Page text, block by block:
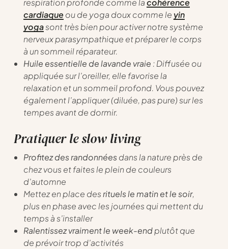
respiration profonde comme lacohérence
cardiaqueou de yoga doux comme le yin
yogasont très bien pour activer notre système
nerveux parasympathique et préparer le corps
à un sommeil réparateur.
Huile essentielle de lavande vraie : Diffusée ou
appliquée sur l’oreiller, elle favorise la
relaxation et un sommeil profond. Vous pouvez
également l’appliquer (diluée, pas pure) sur les
tempes avant de dormir.
Pratiquer le slow living
Profitez des randonnéesdans la nature près de
chez vous et faites le plein de couleurs
d’automne
Mettez en place desrituels le matin et le soir,
plus en phase avec les journées qui mettent du
temps à s’installer
Ralentissez vraiment le week-endplutôt que
de prévoir trop d’activités